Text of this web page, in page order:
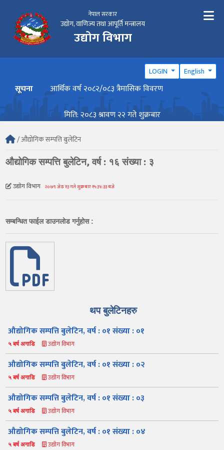
नेपाल सरकार
उद्योग, वाणिज्य तथा आपूर्ति मन्त्रालय
उद्योग विभाग
LOGIN English
सूचना आर्थिक वर्ष २०८२/०८३ त्रैमासिक विवरण
मिति: २०८३ श्रावण २२ गते शुक्रबार
/ औद्योगिक सम्पत्ति बुलेटिन
औद्योगिक सम्पत्ति बुलेटिन, वर्ष : १६ संख्या : ३
उद्योग विभाग २०७९ जेठ १३ गते शुक्रबार १५:३४:३३ बजे
सम्बन्धित फाईल डाउनलोड गर्नुहोस :
थप बुलेटिनहरु
औद्योगिक सम्पत्ति बुलेटिन, वर्ष : ०१ संख्या : ०१
५ बर्ष अगाडि उद्योग विभाग
औद्योगिक सम्पत्ति बुलेटिन, वर्ष : ०१ संख्या : ०२
५ बर्ष अगाडि उद्योग विभाग
औद्योगिक सम्पत्ति बुलेटिन, वर्ष : ०१ संख्या : ०३
५ बर्ष अगाडि उद्योग विभाग
औद्योगिक सम्पत्ति बुलेटिन, वर्ष : ०१ संख्या : ०४
५ बर्ष अगाडि उद्योग विभाग